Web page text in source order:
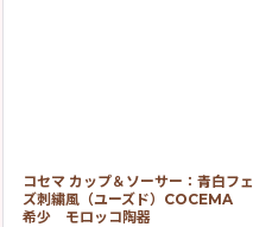
コセマ カップ＆ソーサー：青白フェ
ズ刺繍風（ユーズド）COCEMA
希少 モロッコ陶器